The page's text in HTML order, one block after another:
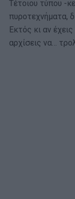
Τέτοιου τύπου -
πυροτεχνήματα,
Εκτός κι αν
αρχίσεις να…